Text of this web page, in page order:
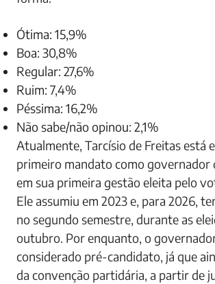
Ótima: 15,9%
Boa: 30,8%
Regular: 27,6%
Ruim: 7,4%
Péssima: 16,2%
Não sabe/não opinou: 2,1%
Atualmente, Tarcísio de Freitas está
primeiro mandato como governador
em sua primeira gestão eleita pelo
Ele assumiu em 2023 e, para 2026,
no segundo semestre, durante as
outubro. Por enquanto, o
considerado pré-candidato, já que
da convenção partidária, a partir de